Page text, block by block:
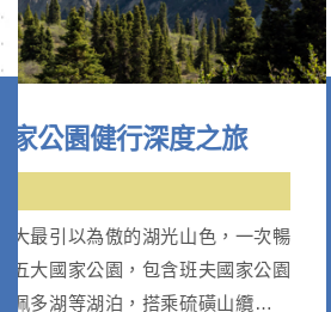
暢
園
；
走進畫裡，探訪
義大利布列瑟農壯觀的迴廊
該地區最美麗的景點之一｡
環湖步道更讓你360度親近